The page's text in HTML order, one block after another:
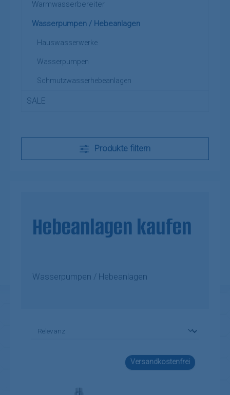
Warmwasserbereiter
Wasserpumpen / Hebeanlagen
Hauswasserwerke
Wasserpumpen
Schmutzwasserhebeanlagen
SALE
Produkte filtern
Hebeanlagen kaufen
Wasserpumpen / Hebeanlagen
Versandkostenfrei